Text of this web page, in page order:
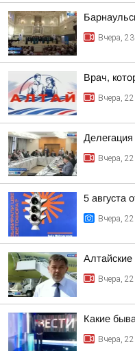
Вчера,
Врач,
Вчера,
Делегация
Вчера,
5 августа
Вчера,
Вчера,
Какие
Вчера,